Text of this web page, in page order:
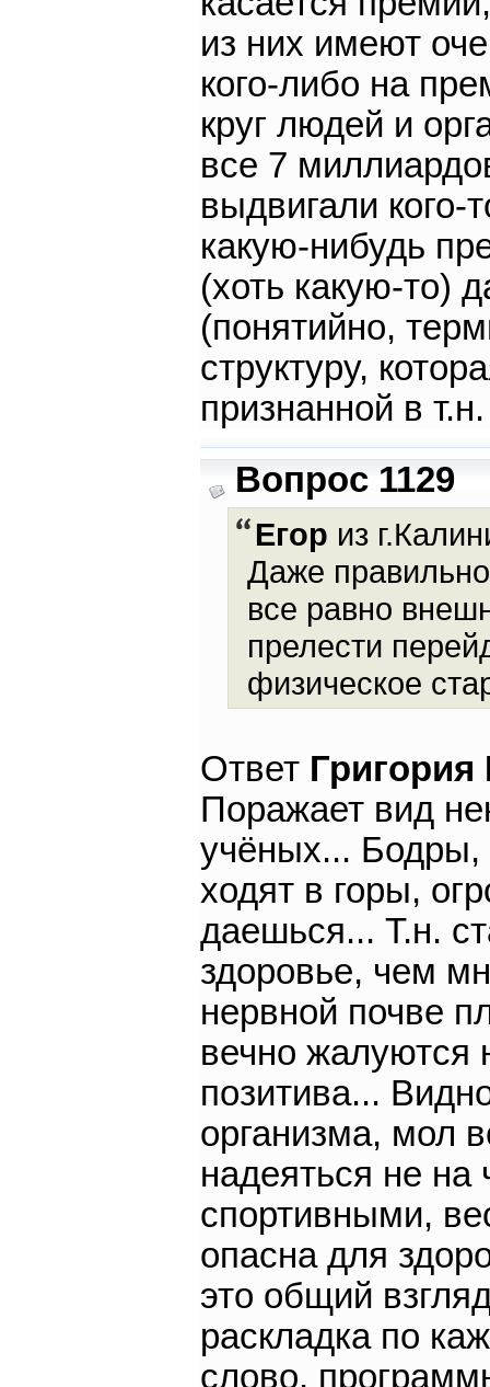
из них имеют
кого-либо на
круг людей и
все 7
выдвигали кого-
какую-нибудь
(хоть какую-то)
(понятийно,
структуру,
признанной в
Вопрос 1129
Егор из
Даже
все равно
прелести
физическое
Ответ
Поражает вид
учёных... Бодры,
ходят в горы,
даешься... Т.н.
здоровье, чем
нервной почве
вечно жалуются
позитива...
организма, мол
надеяться не
спортивными,
опасна для
это общий
раскладка по
слово,